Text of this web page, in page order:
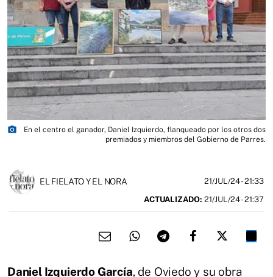
photo_camera
En el centro el ganador, Daniel Izquierdo, flanqueado por los otros dos
premiados y miembros del Gobierno de Parres.
EL FIELATO Y EL NORA 21/JUL/24- 21:33
ACTUALIZADO: 21/JUL/24 - 21:37
Daniel Izquierdo García, de Oviedo y su obra